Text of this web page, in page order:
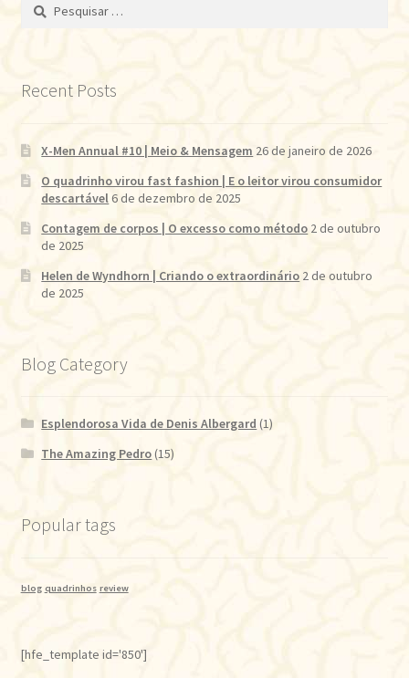
Recent Posts
X-Men Annual #10 | Meio & Mensagem 26 de janeiro de 2026
O quadrinho virou fast fashion | E o leitor virou consumidor
descartável6 de dezembro de 2025
Contagem de corpos | O excesso como método 2 de outubro
de 2025
Helen de Wyndhorn | Criando o extraordinário 2 de outubro
de 2025
Blog Category
Esplendorosa Vida de Denis Albergard (1)
The Amazing Pedro (15)
Popular tags
blog quadrinhos review
[hfe_template id='850']